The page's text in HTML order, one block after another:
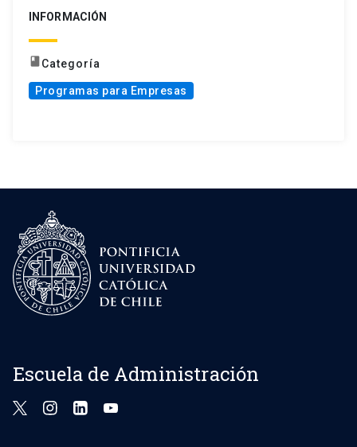
INFORMACIÓN
book Categoría
Programas para Empresas
Escuela de Administración